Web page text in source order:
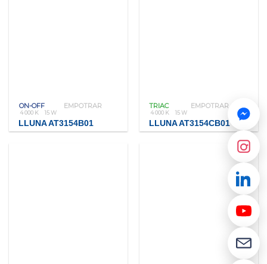
ON-OFF EMPOTRAR
4 000 K 15 W
LLUNA AT3154B01
TRIAC EMPOTRAR
4 000 K 15 W
LLUNA AT3154CB01